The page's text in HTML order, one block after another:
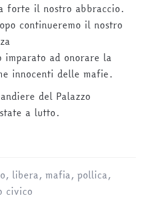
forte il nostro abbraccio.
continueremo il nostro
imparato ad onorare la
innocenti delle mafie.
del Palazzo
a lutto.
, libera, mafia, pollica,
civico